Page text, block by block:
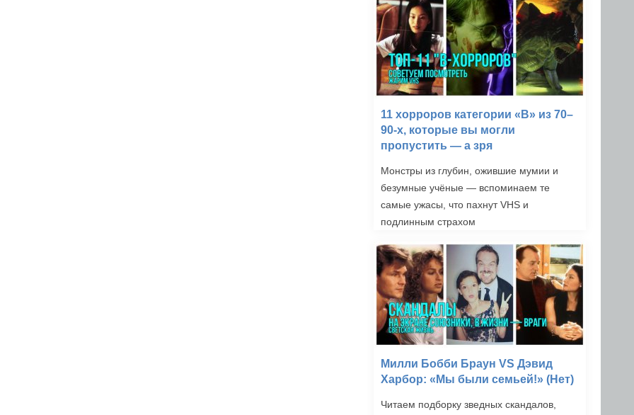
11 хорроров категории «B» из 70–
90-х, которые вы могли
пропустить — а зря
Монстры из глубин, ожившие мумии и
безумные учёные — вспоминаем те
самые ужасы, что пахнут VHS и
подлинным страхом
Милли Бобби Браун VS Дэвид
Харбор: «Мы были семьей!» (Нет)
Читаем подборку зведных скандалов,